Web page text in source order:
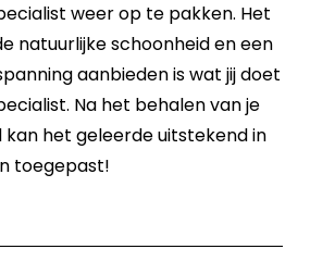
weer op te pakken. Het
natuurlijke schoonheid en een
aanbieden is wat jij doet
Na het behalen van je
het geleerde uitstekend in
toegepast!